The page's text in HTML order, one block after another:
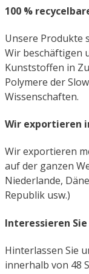
100 %
Unsere Produkte
Wir beschäftigen
Kunststoffen in
Polymere der
Wissenschaften.
Wir exportieren
Wir exportieren
auf der ganzen
Niederlande,
Republik usw.)
Interessieren
Hinterlassen Sie
innerhalb von 48